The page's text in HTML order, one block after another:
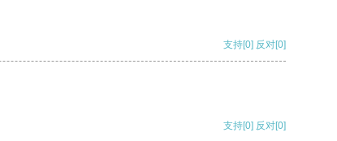
支持[0] 反对[0]
支持[0] 反对[0]